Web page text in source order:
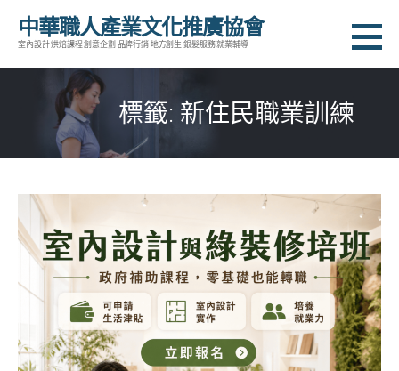
中華職人產業文化推廣協會
室內設計 烘焙課程 創意企劃 品牌行銷 地方創生 銀髮服務 就業輔導
標籤: 新住民職業訓練